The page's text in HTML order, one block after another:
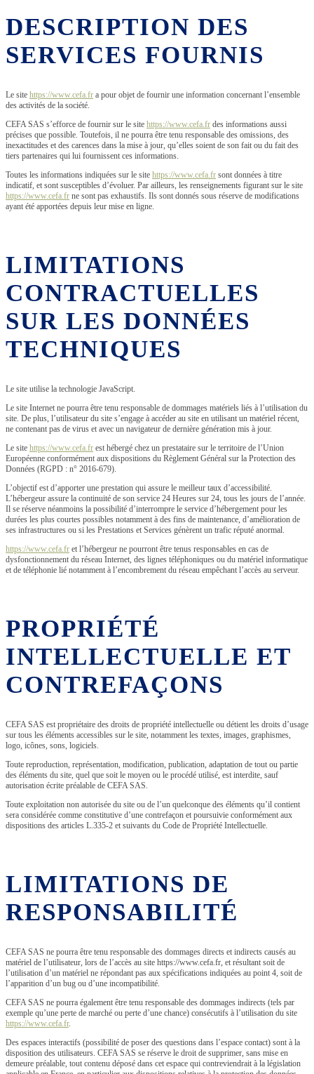
DESCRIPTION DES
SERVICES FOURNIS
Le site https://www.cefa.fr a pour objet de fournir une information concernant l’ensemble
des activités de la société.
CEFA SAS s’efforce de fournir sur le site https://www.cefa.fr des informations aussi
précises que possible. Toutefois, il ne pourra être tenu responsable des omissions, des
inexactitudes et des carences dans la mise à jour, qu’elles soient de son fait ou du fait des
tiers partenaires qui lui fournissent ces informations.
Toutes les informations indiquées sur le site https://www.cefa.fr sont données à titre
indicatif, et sont susceptibles d’évoluer. Par ailleurs, les renseignements figurant sur le site
https://www.cefa.fr ne sont pas exhaustifs. Ils sont donnés sous réserve de modifications
ayant été apportées depuis leur mise en ligne.
LIMITATIONS
CONTRACTUELLES
SUR LES DONNÉES
TECHNIQUES
Le site utilise la technologie JavaScript.
Le site Internet ne pourra être tenu responsable de dommages matériels liés à l’utilisation du
site. De plus, l’utilisateur du site s’engage à accéder au site en utilisant un matériel récent,
ne contenant pas de virus et avec un navigateur de dernière génération mis à jour.
Le site https://www.cefa.fr est hébergé chez un prestataire sur le territoire de l’Union
Européenne conformément aux dispositions du Règlement Général sur la Protection des
Données (RGPD : n° 2016-679).
L’objectif est d’apporter une prestation qui assure le meilleur taux d’accessibilité.
L’hébergeur assure la continuité de son service 24 Heures sur 24, tous les jours de l’année.
Il se réserve néanmoins la possibilité d’interrompre le service d’hébergement pour les
durées les plus courtes possibles notamment à des fins de maintenance, d’amélioration de
ses infrastructures ou si les Prestations et Services génèrent un trafic réputé anormal.
https://www.cefa.fr et l’hébergeur ne pourront être tenus responsables en cas de
dysfonctionnement du réseau Internet, des lignes téléphoniques ou du matériel informatique
et de téléphonie lié notamment à l’encombrement du réseau empêchant l’accès au serveur.
PROPRIÉTÉ
INTELLECTUELLE ET
CONTREFAÇONS
CEFA SAS est propriétaire des droits de propriété intellectuelle ou détient les droits d’usage
sur tous les éléments accessibles sur le site, notamment les textes, images, graphismes,
logo, icônes, sons, logiciels.
Toute reproduction, représentation, modification, publication, adaptation de tout ou partie
des éléments du site, quel que soit le moyen ou le procédé utilisé, est interdite, sauf
autorisation écrite préalable de CEFA SAS.
Toute exploitation non autorisée du site ou de l’un quelconque des éléments qu’il contient
sera considérée comme constitutive d’une contrefaçon et poursuivie conformément aux
dispositions des articles L.335-2 et suivants du Code de Propriété Intellectuelle.
LIMITATIONS DE
RESPONSABILITÉ
CEFA SAS ne pourra être tenu responsable des dommages directs et indirects causés au
matériel de l’utilisateur, lors de l’accès au site https://www.cefa.fr, et résultant soit de
l’utilisation d’un matériel ne répondant pas aux spécifications indiquées au point 4, soit de
l’apparition d’un bug ou d’une incompatibilité.
CEFA SAS ne pourra également être tenu responsable des dommages indirects (tels par
exemple qu’une perte de marché ou perte d’une chance) consécutifs à l’utilisation du site
https://www.cefa.fr.
Des espaces interactifs (possibilité de poser des questions dans l’espace contact) sont à la
disposition des utilisateurs. CEFA SAS se réserve le droit de supprimer, sans mise en
demeure préalable, tout contenu déposé dans cet espace qui contreviendrait à la législation